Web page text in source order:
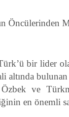
Öncülerinden
bir lider
altında
Özbek ve
en önemli